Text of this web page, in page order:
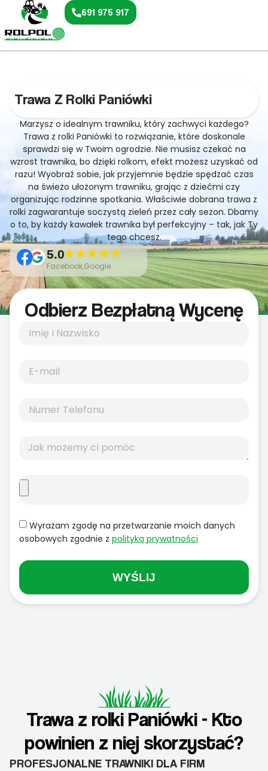
691 975 917
Trawa Z Rolki Paniówki
Marzysz o idealnym trawniku, który zachwyci każdego?
Trawa z rolki Paniówki to rozwiązanie, które doskonale
sprawdzi się w Twoim ogrodzie. Nie musisz czekać na
wzrost trawnika, bo dzięki rolkom, efekt możesz uzyskać od
razu! Wyobraź sobie, jak przyjemnie będzie spędzać czas
na świeżo ułożonym trawniku, grając z dziećmi czy
organizując rodzinne spotkania. Właściwie dobrana trawa z
rolki zagwarantuje soczystą zieleń przez cały sezon. Dbamy
o to, by każdy kawałek trawnika był perfekcyjny – tak, jak Ty
tego chcesz.
5.0
Facebook,Google
Odbierz Bezpłatną Wycenę
Wyrażam zgodę na przetwarzanie moich danych
osobowych zgodnie z polityką prywatności
WYŚLIJ
Trawa z rolki Paniówki - Kto
powinien z niej skorzystać?
PROFESJONALNE TRAWNIKI DLA FIRM